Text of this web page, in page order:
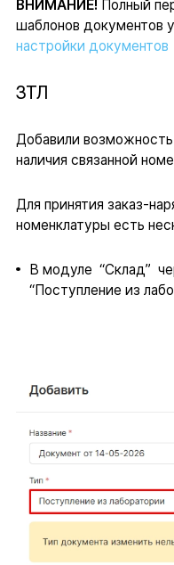
ВНИМАНИЕ! Полный
шаблонов документов
настройки документов
ЗТЛ
Добавили
наличия связанной
Для принятия заказ-
номенклатуры есть
В модуле “Склад”
“Поступление из